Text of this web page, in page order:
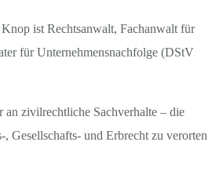
ist Rechtsanwalt, Fachanwalt für
für Unternehmensnachfolge (DStV
an zivilrechtliche Sachverhalte – die
, Gesellschafts- und Erbrecht zu verorten